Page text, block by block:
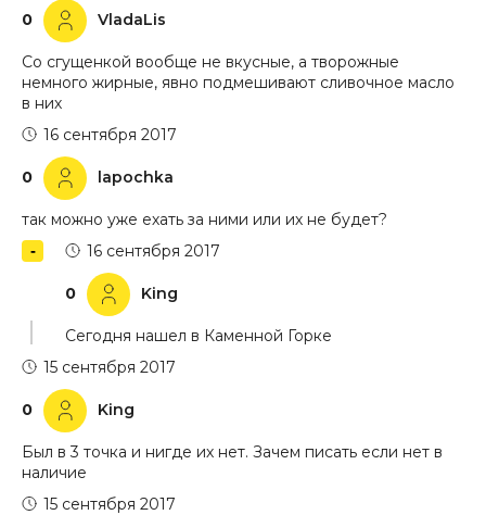
0 VladaLis
Со сгущенкой вообще не вкусные, а творожные
немного жирные, явно подмешивают сливочное масло
в них
0 lapochka
16 сентября 2017
так можно уже ехать за ними или их не будет?
0 King
16 сентября 2017
Сегодня нашел в Каменной Горке
0 King
15 сентября 2017
Был в 3 точка и нигде их нет. Зачем писать если нет в
наличие
15 сентября 2017